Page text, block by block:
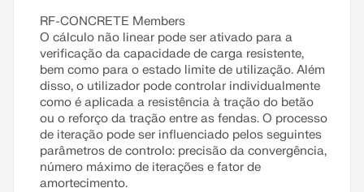
RF-CONCRETE Members
O cálculo não linear pode ser ativado para a
verificação da capacidade de carga resistente,
bem como para o estado limite de utilização. Além
disso, o utilizador pode controlar individualmente
como é aplicada a resistência à tração do betão
ou o reforço da tração entre as fendas. O processo
de iteração pode ser influenciado pelos seguintes
parâmetros de controlo: precisão da convergência,
número máximo de iterações e fator de
amortecimento.